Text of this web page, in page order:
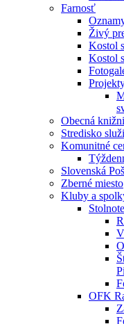
Farnosť
Živý
Kostol
Kostol
Obecná
Stredisko
Komunitné
Slovenská
Zberné miesto
Kluby a
OFK